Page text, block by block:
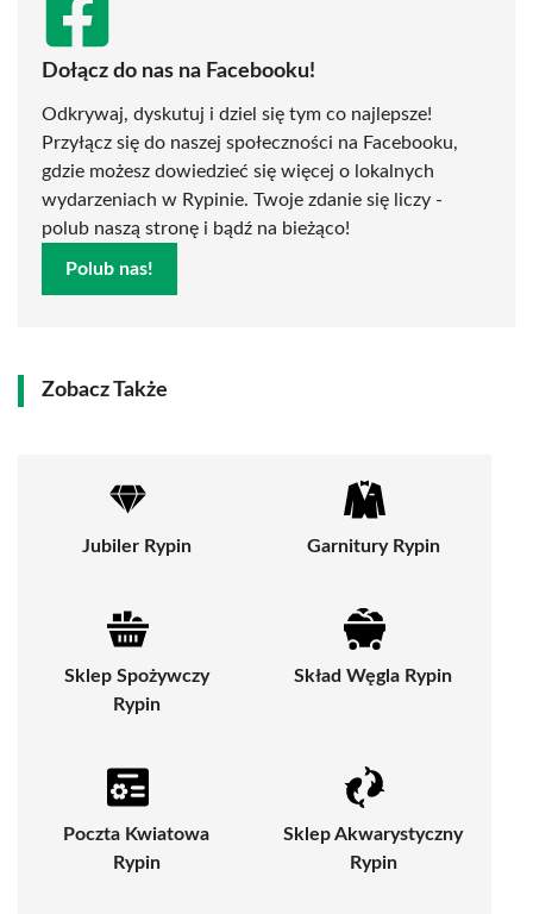
Dołącz do nas na Facebooku!
Odkrywaj, dyskutuj i dziel się tym co najlepsze!
Przyłącz się do naszej społeczności na Facebooku,
gdzie możesz dowiedzieć się więcej o lokalnych
wydarzeniach w Rypinie. Twoje zdanie się liczy -
polub naszą stronę i bądź na bieżąco!
Polub nas!
Zobacz Także
Jubiler Rypin Garnitury Rypin
Sklep Spożywczy
Rypin
Skład Węgla Rypin
Poczta Kwiatowa
Rypin
Sklep Akwarystyczny
Rypin